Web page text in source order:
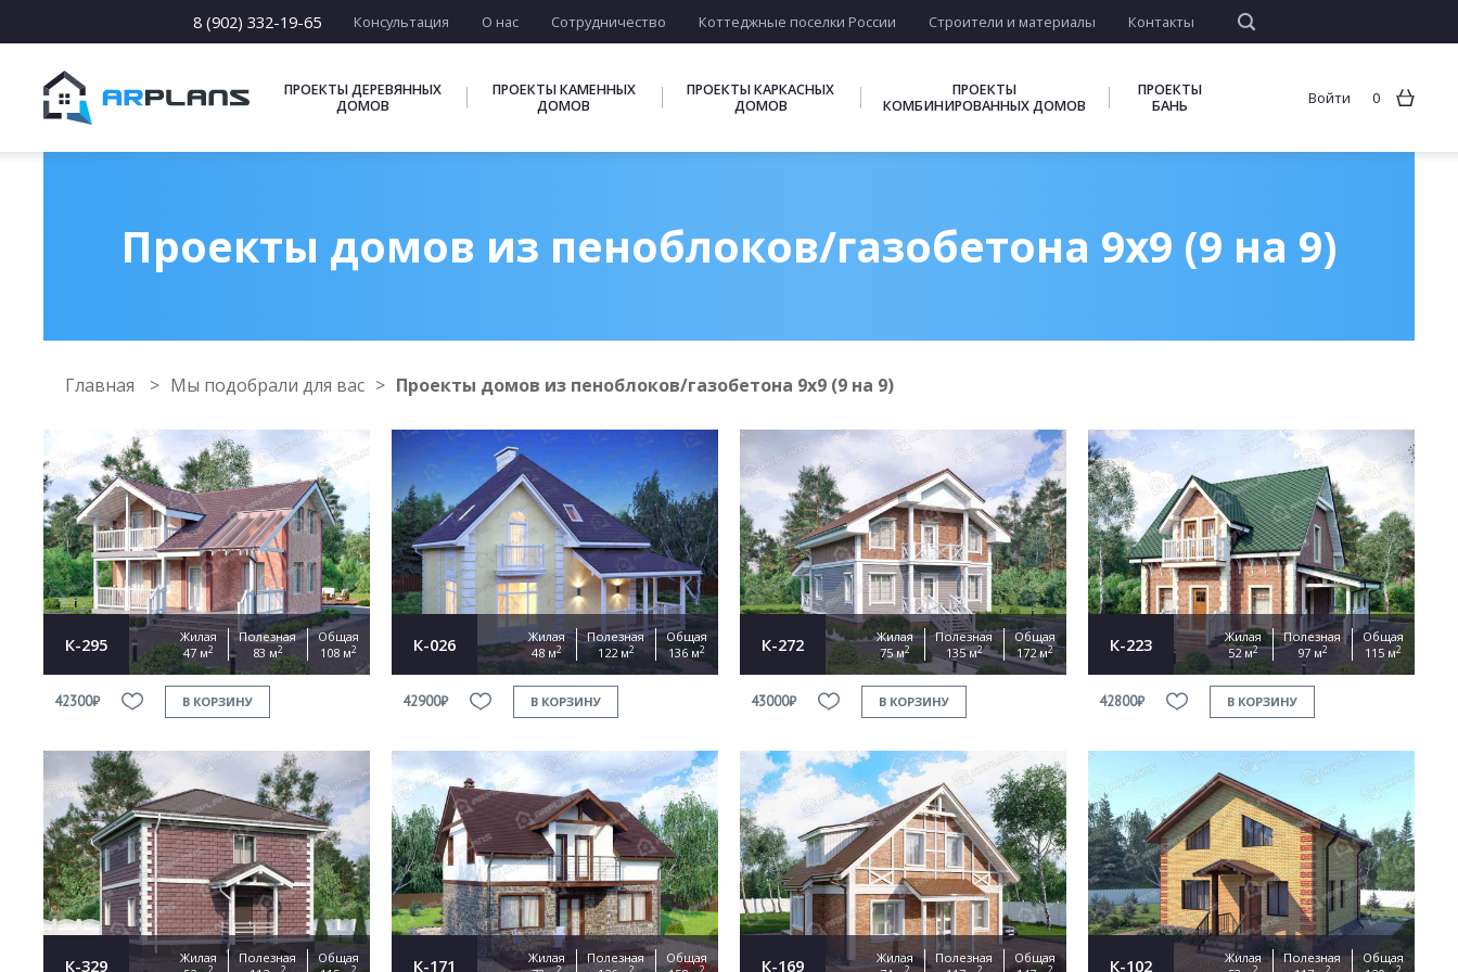
8 (902) 332-19-65 Консультация О нас Сотрудничество Коттеджные поселки России Строители и материалы Контакты
ПРОЕКТЫ ДЕРЕВЯННЫХ
ДОМОВ
ПРОЕКТЫ КАМЕННЫХ
ДОМОВ
ПРОЕКТЫ КАРКАСНЫХ
ДОМОВ
ПРОЕКТЫ
КОМБИНИРОВАННЫХ ДОМОВ
ПРОЕКТЫ
БАНЬ
Войти 0
Проекты домов из пеноблоков/газобетона 9х9 (9 на 9)
Главная Мы подобрали для вас Проекты домов из пеноблоков/газобетона 9х9 (9 на 9)
К-295
Жилая
47 м2
Полезная
83 м2
Общая
108 м2
42300₽ В КОРЗИНУ
К-026
Жилая
48 м2
Полезная
122 м2
Общая
136 м2
42900₽ В КОРЗИНУ
К-272
Жилая
75 м2
Полезная
135 м2
Общая
172 м2
43000₽ В КОРЗИНУ
К-223
Жилая
52 м2
Полезная
97 м2
Общая
115 м2
42800₽ В КОРЗИНУ
К-329
Жилая
Полезная
Общая
К-171
Жилая
Полезная
Общая
К-169
Жилая
Полезная
Общая
К-102
Жилая
Полезная
Общая